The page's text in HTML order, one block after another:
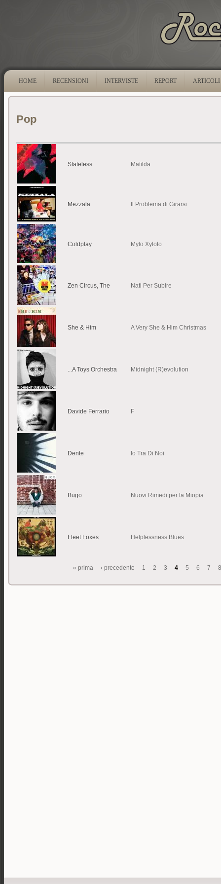
HOME RECENSIONI INTERVISTE REPORT ARTICOLI
Pop
Stateless Matilda
Mezzala Il Problema di Girarsi
Coldplay Mylo Xyloto
Zen Circus, The Nati Per Subire
She & Him A Very She & Him Christmas
...A Toys Orchestra Midnight (R)evolution
Davide Ferrario F
Dente Io Tra Di Noi
Bugo Nuovi Rimedi per la Miopia
Fleet Foxes Helplessness Blues
« prima ‹ precedente 1 2 3 4 5 6 7